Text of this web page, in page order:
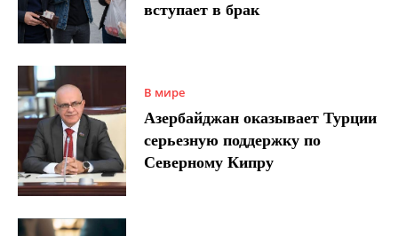
вступает в брак
В мире
Азербайджан оказывает Турции
серьезную поддержку по
Северному Кипру